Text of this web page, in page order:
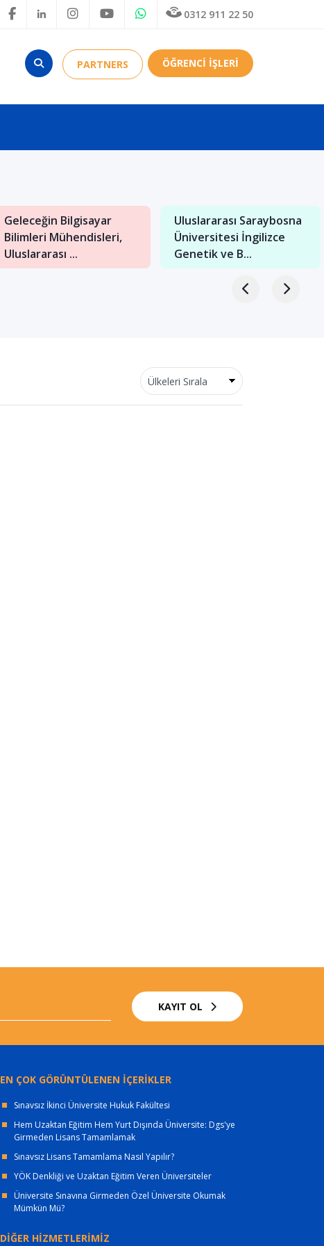
0312 911 22 50
PARTNERS ÖĞRENCİ İŞLERİ
Geleceğin Bilgisayar
Bilimleri Mühendisleri,
Uluslararası ...
Uluslararası Saraybosna
Üniversitesi İngilizce
Genetik ve B...
KAYIT OL
EN ÇOK GÖRÜNTÜLENEN İÇERİKLER
Sınavsız İkinci Üniversite Hukuk Fakültesi
Hem Uzaktan Eğitim Hem Yurt Dışında Üniversite: Dgs'ye
Girmeden Lisans Tamamlamak
Sınavsız Lisans Tamamlama Nasıl Yapılır?
YÖK Denkliği ve Uzaktan Eğitim Veren Üniversiteler
Üniversite Sınavına Girmeden Özel Üniversite Okumak
Mümkün Mü?
DİĞER HİZMETLERİMİZ